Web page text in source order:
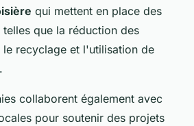
qui mettent en place des
que la réduction des
le recyclage et l'utilisation de
collaborent également avec
pour soutenir des projets